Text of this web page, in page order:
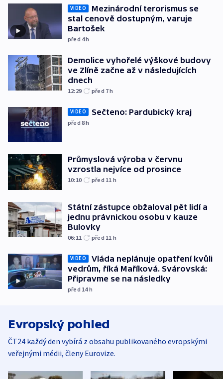
VIDEO
Mezinárodní terorismus se
stal cenově dostupným, varuje
Bartošek
před 4h
Demolice vyhořelé výškové budovy
ve Zlíně začne až v následujících
dnech
12:29 před 7h
VIDEO Sečteno: Pardubický kraj
před 8h
Průmyslová výroba v červnu
vzrostla nejvíce od prosince
10:10 před 11 h
Státní zástupce obžaloval pět lidí a
jednu právnickou osobu v kauze
Bulovky
06:11 před 11 h
VIDEO
Vláda neplánuje opatření kvůli
vedrům, říká Maříková. Svárovská:
Připravme se na následky
před 14h
Evropský pohled
ČT24 každý den vybírá z obsahu publikovaného evropskými
veřejnými médii, členy Eurovize.